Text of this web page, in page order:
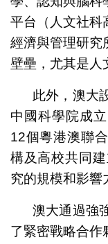
平台（人文社科
經濟與管理研究
壁壘，尤其是人
此外，澳大
中國科學院成
12個粵港澳聯
構及高校共同
究的規模和影響
澳大通過強
了緊密戰略合作